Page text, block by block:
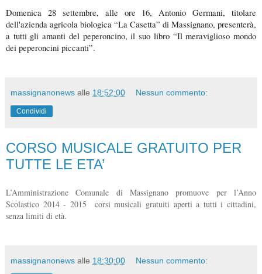
Domenica 28 settembre, alle ore 16, Antonio Germani, titolare
dell'azienda agricola biologica “La Casetta” di Massignano, presenterà,
a tutti gli amanti del peperoncino, il suo libro “Il meraviglioso mondo
dei peperoncini piccanti”.
massignanonews alle 18:52:00 Nessun commento:
Condividi
CORSO MUSICALE GRATUITO PER
TUTTE LE ETA’
L’Amministrazione Comunale di Massignano promuove per l’Anno
Scolastico 2014 - 2015 corsi musicali gratuiti aperti a tutti i cittadini,
senza limiti di età.
massignanonews alle 18:30:00 Nessun commento: